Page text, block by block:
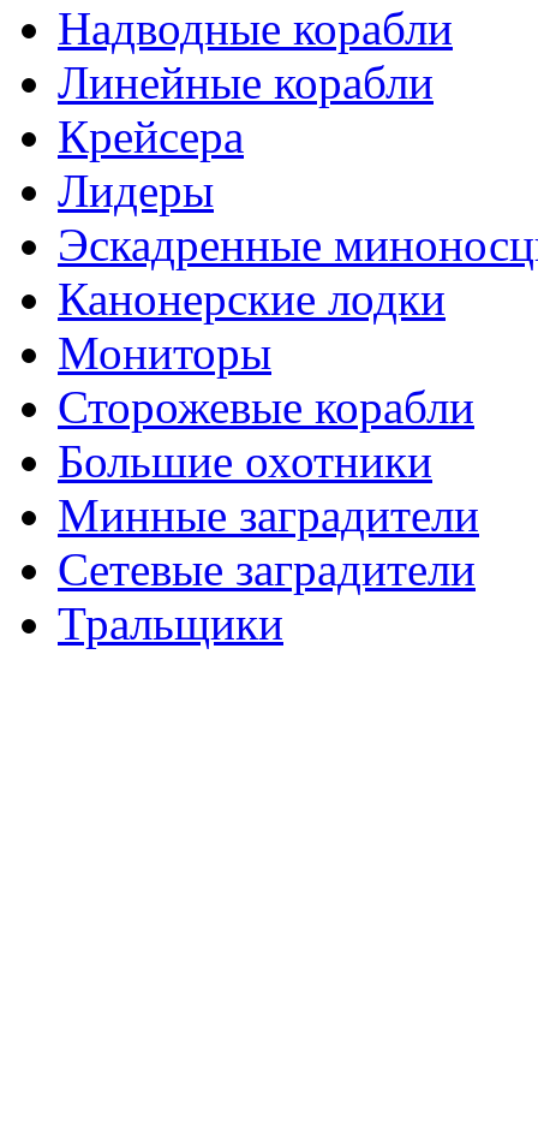
Надводные корабли
Линейные корабли
Крейсера
Лидеры
Эскадренные
Канонерские лодки
Мониторы
Сторожевые корабли
Большие охотники
Минные заградители
Сетевые заградители
Тральщики